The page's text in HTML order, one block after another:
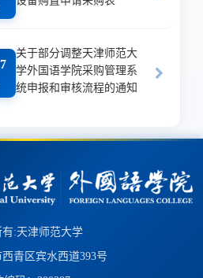
关于部分调整天津师范大
学外国语学院采购管理系
统申报和审核流程的通知
有:天津师范大学
青区宾水西道393号